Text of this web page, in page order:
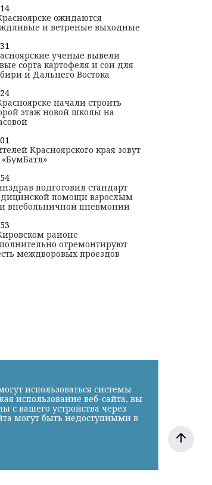
ожидаются
и ветреные выходные
ученые вывели
сорта картофеля и сои для
и Дальнего Востока
начали строить
этаж новой школы на
Красноярского края зовут
подготовил стандарт
помощи взрослым
внебольничной пневмонии
районе
отремонтируют
междворовых проездов
использоваться системы
использование веб-сайта, вы
вашего устройства через
могут быть недоступными в